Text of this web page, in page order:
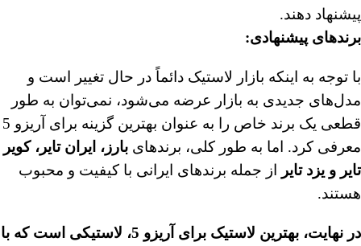
پیشنهاد دهند.
برندهای پیشنهادی:
با توجه به اینکه بازار لاستیک دائماً در حال تغییر است و
مدل‌های جدیدی به بازار عرضه می‌شود، نمی‌توان به طور
قطعی یک برند خاص را به عنوان بهترین گزینه برای آریزو 5
معرفی کرد. اما به طور کلی، برندهای بارز، ایران تایر، کویر
تایر و یزد تایر از جمله برندهای ایرانی با کیفیت و محبوب
هستند.
در نهایت، بهترین لاستیک برای آریزو 5، لاستیکی است که با